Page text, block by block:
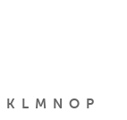
K L M N O P